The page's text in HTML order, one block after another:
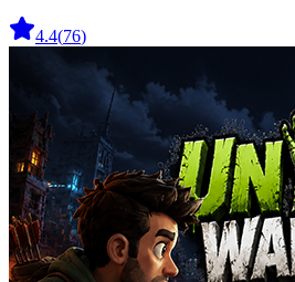
4.4(76)